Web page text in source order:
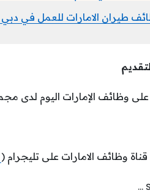
طيران الامارات للعمل في
على وظائف الإمارات اليوم لدى
قناة وظائف الامارات على تليجرام (